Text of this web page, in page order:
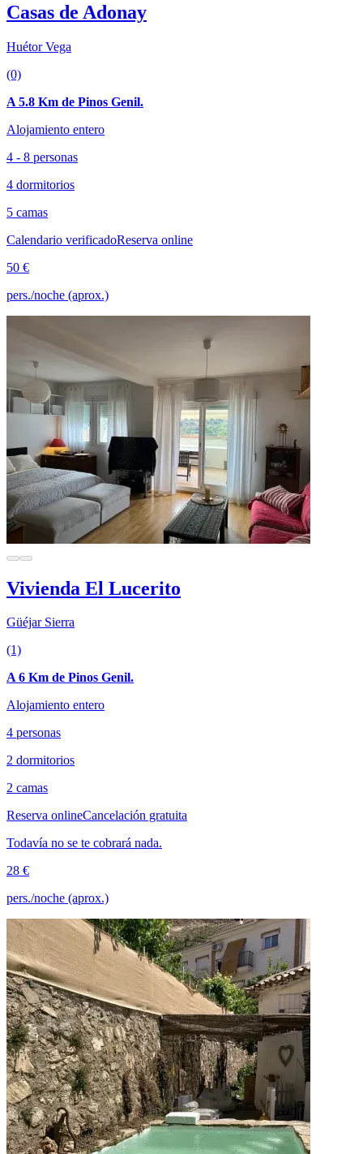
Casas de Adonay
Huétor Vega
(0)
A 5.8 Km de Pinos Genil.
Alojamiento entero
4 - 8 personas
4 dormitorios
5 camas
Calendario verificadoReserva online
50 €
pers./noche (aprox.)
Vivienda El Lucerito
Güéjar Sierra
(1)
A 6 Km de Pinos Genil.
Alojamiento entero
4 personas
2 dormitorios
2 camas
Reserva onlineCancelación gratuita
Todavía no se te cobrará nada.
28 €
pers./noche (aprox.)